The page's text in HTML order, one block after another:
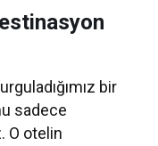
bir
sadece
O otelin